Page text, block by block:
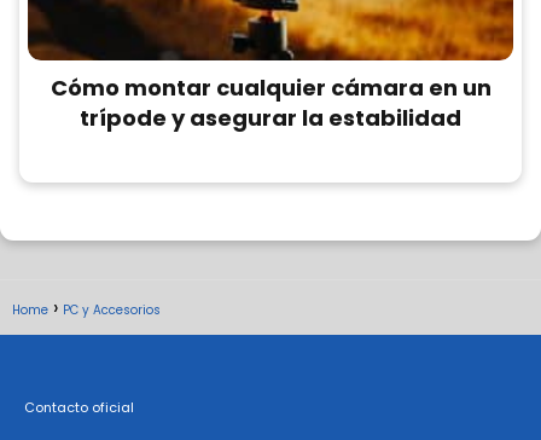
Cómo montar cualquier cámara en un
trípode y asegurar la estabilidad
Home PC y Accesorios
Contacto oficial